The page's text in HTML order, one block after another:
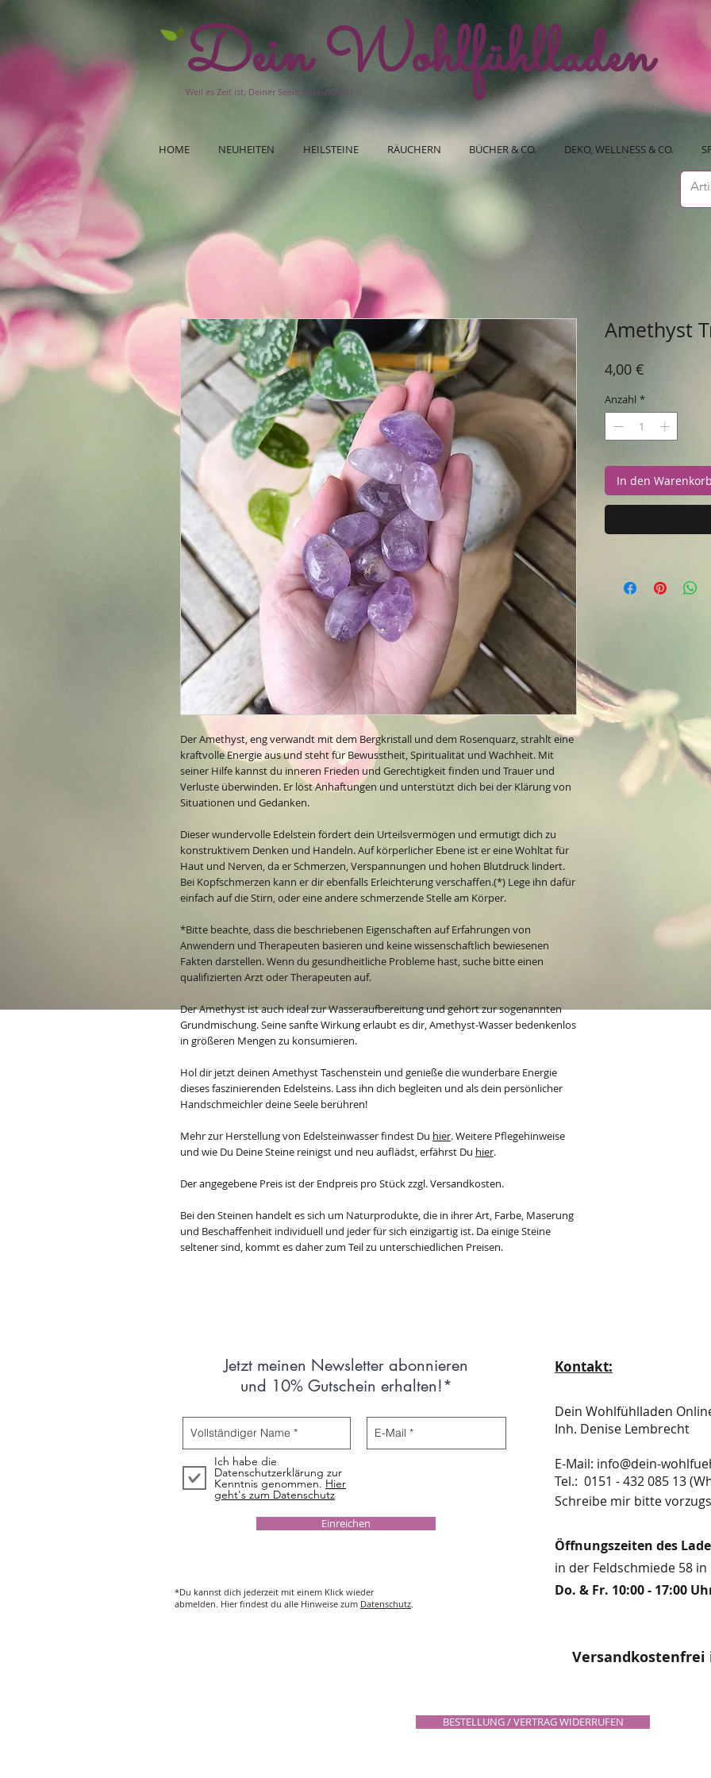
Dein Wohlfühlladen
Weil es Zeit ist, Deiner Seele zu lauschen!
HOME NEUHEITEN HEILSTEINE RÄUCHERN BÜCHER & CO. DEKO, WELLNESS & CO.
Der Amethyst, eng verwandt mit dem Bergkristall und dem Rosenquarz, strahlt eine
kraftvolle Energie aus und steht für Bewusstheit, Spiritualität und Wachheit. Mit
seiner Hilfe kannst du inneren Frieden und Gerechtigkeit finden und Trauer und
Verluste überwinden. Er löst Anhaftungen und unterstützt dich bei der Klärung von
Situationen und Gedanken.
Dieser wundervolle Edelstein fördert dein Urteilsvermögen und ermutigt dich zu
konstruktivem Denken und Handeln. Auf körperlicher Ebene ist er eine Wohltat für
Haut und Nerven, da er Schmerzen, Verspannungen und hohen Blutdruck lindert.
Bei Kopfschmerzen kann er dir ebenfalls Erleichterung verschaffen.(*) Lege ihn dafür
einfach auf die Stirn, oder eine andere schmerzende Stelle am Körper.
*Bitte beachte, dass die beschriebenen Eigenschaften auf Erfahrungen von
Anwendern und Therapeuten basieren und keine wissenschaftlich bewiesenen
Fakten darstellen. Wenn du gesundheitliche Probleme hast, suche bitte einen
qualifizierten Arzt oder Therapeuten auf.
Der Amethyst ist auch ideal zur Wasseraufbereitung und gehört zur sogenannten
Grundmischung. Seine sanfte Wirkung erlaubt es dir, Amethyst-Wasser bedenkenlos
in größeren Mengen zu konsumieren.
Hol dir jetzt deinen Amethyst Taschenstein und genieße die wunderbare Energie
dieses faszinierenden Edelsteins. Lass ihn dich begleiten und als dein persönlicher
Handschmeichler deine Seele berühren!
Mehr zur Herstellung von Edelsteinwasser findest Du hier. Weitere Pflegehinweise
und wie Du Deine Steine reinigst und neu auflädst, erfährst Du hier.
Der angegebene Preis ist der Endpreis pro Stück zzgl. Versandkosten.
Bei den Steinen handelt es sich um Naturprodukte, die in ihrer Art, Farbe, Maserung
und Beschaffenheit individuell und jeder für sich einzigartig ist. Da einige Steine
seltener sind, kommt es daher zum Teil zu unterschiedlichen Preisen.
Amethyst
4,00 €
Anzahl *
In den Warenkorb
Jetzt meinen Newsletter abonnieren
und 10% Gutschein erhalten!*
Ich habe die
Datenschutzerklärung zur
Kenntnis genommen. Hier
geht's zum Datenschutz
Einreichen
*Du kannst dich jederzeit mit einem Klick wieder
abmelden. Hier findest du alle Hinweise zum Datenschutz.
Kontakt:
Dein Wohlfühlladen
Inh. Denise Lembrecht
E-Mail: info@dein-
​​​​​​​​​​​​​​​​​​​​Tel.: 0151 - 432 085 13
Schreibe mir bitte
Öffnungszeiten des
in der Feldschmiede 58 in
Do. & Fr. 10:00 - 17:00
BESTELLUNG / VERTRAG WIDERRUFEN